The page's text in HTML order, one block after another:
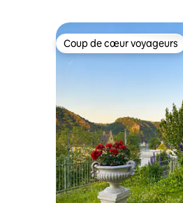
Coup de cœur voyageurs
Coup de cœur voyageurs